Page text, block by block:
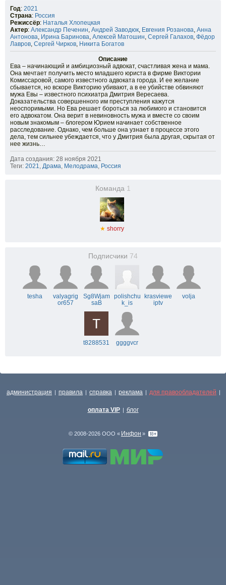
Год: 2021
Страна: Россия
Режиссёр: Наталья Хлопецкая
Актер: Александр Печенин, Андрей Заводюк, Евгения Розанова, Анна
Антонова, Ирина Баринова, Алексей Матошин, Сергей Галахов, Фёдор
Лавров, Сергей Чирков, Никита Богатов
Описание
Ева – начинающий и амбициозный адвокат, счастливая жена и мама.
Она мечтает получить место младшего юриста в фирме Виктории
Комиссаровой, самого известного адвоката города. И ее желание
сбывается, но вскоре Викторию убивают, а в ее убийстве обвиняют
мужа Евы – известного психиатра Дмитрия Вересаева.
Доказательства совершенного им преступления кажутся
неоспоримыми. Но Ева решает бороться за любимого и становится
его адвокатом. Она верит в невиновность мужа и вместе со своим
новым знакомым – блогером Юрием начинает собственное
расследование. Однако, чем больше она узнает в процессе этого
дела, тем сильнее убеждается, что у Дмитрия была другая, скрытая от
нее жизнь…
Дата создания: 28 ноября 2021
Теги: 2021, Драма, Мелодрама, Россия
Команда 1
★ shorry
Подписчики 74
tesha
valyagrig
or657
Sg8Wjam
saB
polishchu
k_is
krasviewe
iptv
volja
t8288531 ggggvcr
администрация | правила | справка | реклама | для правообладателей |
оплата VIP | блог
© 2008-2026 ООО « Инфон »